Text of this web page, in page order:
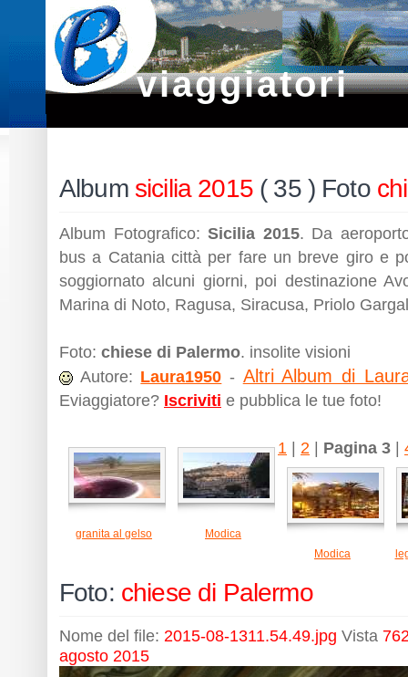
viaggiatori
Album sicilia 2015( 35 ) Foto
Album Fotografico:Sicilia 2015. Da
bus a Catania città per fare un breve giro e
soggiornato alcuni giorni, poi destinazione
Marina di Noto, Ragusa, Siracusa, Priolo
Foto: chiese di Palermo. insolite visioni
Autore: Laura1950 - Altri Album di
Eviaggiatore? Iscriviti e pubblica le tue foto!
1 | 2 | Pagina 3 |
granita al gelso
Modica
Modica
Foto: chiese di Palermo
Nome del file: 2015-08-1311.54.49.jpg Vista
agosto 2015